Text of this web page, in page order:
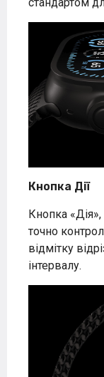
Кнопка Дії
Кнопка
точно
відмітку
інтервалу.